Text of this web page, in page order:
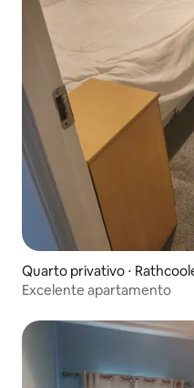
Quarto privativo ⋅
Excelente apartamento